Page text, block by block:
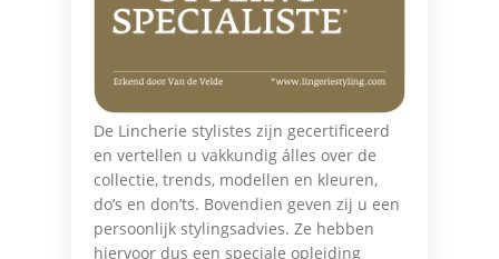
De Lincherie stylistes zijn gecertificeerd
en vertellen u vakkundig álles over de
collectie, trends, modellen en kleuren,
do’s en don’ts. Bovendien geven zij u een
persoonlijk stylingsadvies. Ze hebben
hiervoor dus een speciale opleiding